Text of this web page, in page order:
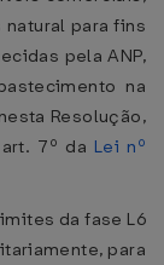
para fins
pela ANP,
na
Resolução,
7º da Lei nº
da fase L6
para